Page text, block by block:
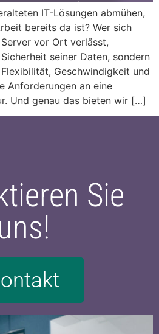
IT-Lösungen abmühen,
bereits da ist? Wer sich
vor Ort verlässt,
seiner Daten, sondern
Geschwindigkeit und
Anforderungen an eine
Und genau das bieten wir […]
Sie